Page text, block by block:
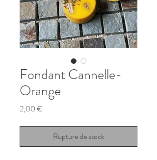
Fondant Cannelle-
Orange
2,00 €
Rupture de stock